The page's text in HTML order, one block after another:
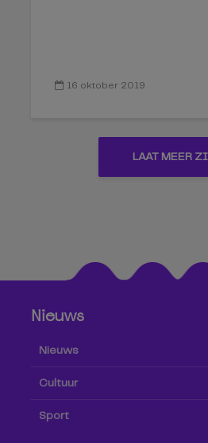
16 oktober 2019
LAAT MEER
Nieuws
Nieuws
Cultuur
Sport